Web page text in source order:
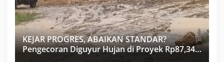
KEJAR PROGRES, ABAIKAN STANDAR?
Pengecoran Diguyur Hujan di Proyek Rp87,34
Miliar Sukma Nias, Konsultan, Pengawas dan